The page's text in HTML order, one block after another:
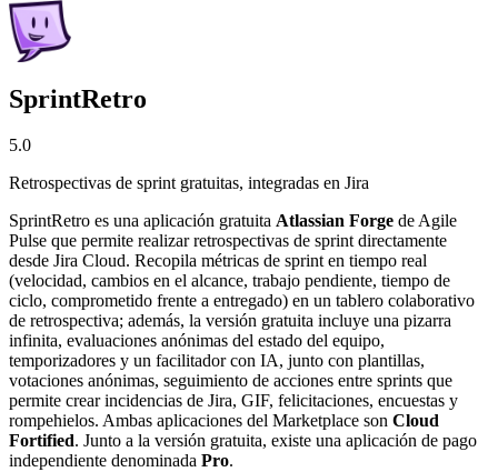
SprintRetro
5.0
Retrospectivas de sprint gratuitas, integradas en Jira
SprintRetro es una aplicación gratuita Atlassian Forge de Agile
Pulse que permite realizar retrospectivas de sprint directamente
desde Jira Cloud. Recopila métricas de sprint en tiempo real
(velocidad, cambios en el alcance, trabajo pendiente, tiempo de
ciclo, comprometido frente a entregado) en un tablero colaborativo
de retrospectiva; además, la versión gratuita incluye una pizarra
infinita, evaluaciones anónimas del estado del equipo,
temporizadores y un facilitador con IA, junto con plantillas,
votaciones anónimas, seguimiento de acciones entre sprints que
permite crear incidencias de Jira, GIF, felicitaciones, encuestas y
rompehielos. Ambas aplicaciones del Marketplace son Cloud
Fortified. Junto a la versión gratuita, existe una aplicación de pago
independiente denominada Pro.